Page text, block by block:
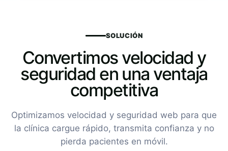
SOLUCIÓN
Convertimos velocidad y
seguridad en una ventaja
competitiva
Optimizamos velocidad y seguridad web para que
la clínica cargue rápido, transmita confianza y no
pierda pacientes en móvil.